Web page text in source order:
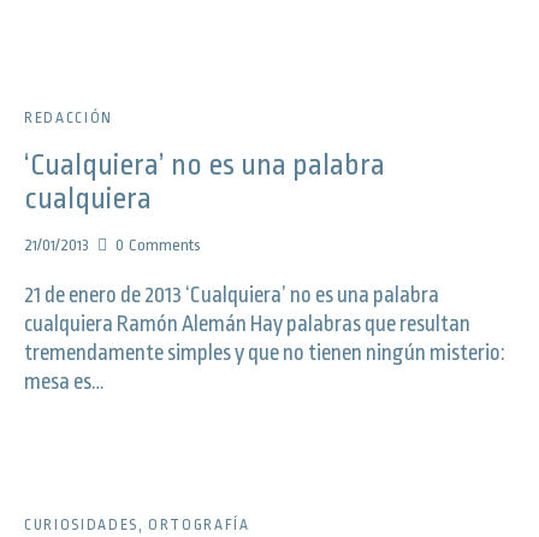
REDACCIÓN
‘Cualquiera’ no es una palabra
cualquiera
21/01/2013 0 Comments
21 de enero de 2013 ‘Cualquiera’ no es una palabra
cualquiera Ramón Alemán Hay palabras que resultan
tremendamente simples y que no tienen ningún misterio:
mesa es…
CURIOSIDADES , ORTOGRAFÍA